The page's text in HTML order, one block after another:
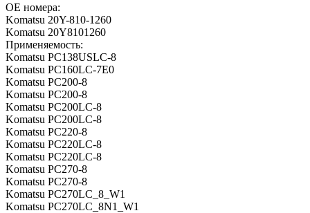
OE номера:
Komatsu 20Y-810-1260
Komatsu 20Y8101260
Применяемость:
Komatsu PC138USLC-8
Komatsu PC160LC-7E0
Komatsu PC200-8
Komatsu PC200-8
Komatsu PC200LC-8
Komatsu PC200LC-8
Komatsu PC220-8
Komatsu PC220LC-8
Komatsu PC220LC-8
Komatsu PC270-8
Komatsu PC270-8
Komatsu PC270LC_8_W1
Komatsu PC270LC_8N1_W1